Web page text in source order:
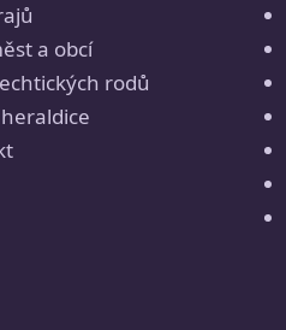
a obcí
rodů